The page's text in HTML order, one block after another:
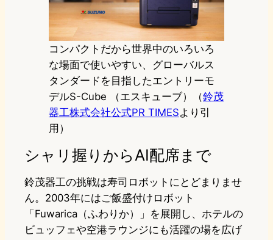
コンパクトだから世界中のいろいろ
な場面で使いやすい、グローバルス
タンダードを目指したエントリーモ
デルS-Cube （エスキューブ）（鈴茂
器工株式会社公式PR TIMESより引
用）
シャリ握りからAI配席まで
鈴茂器工の挑戦は寿司ロボットにとどまりませ
ん。2003年にはご飯盛付けロボット
「Fuwarica（ふわりか）」を展開し、ホテルの
ビュッフェや空港ラウンジにも活躍の場を広げ